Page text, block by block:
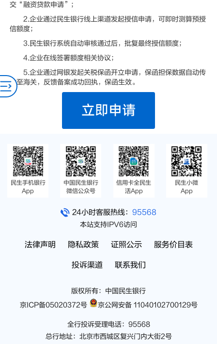
交“融资贷款申请”；
2.企业通过民生银行线上渠道发起授信申请，可即时测算预授
信额度；
3.民生银行系统自动审核通过后，批复最终授信额度；
4.企业在线签署额度相关协议；
5.企业通过网银发起关税保函开立申请，保函担保数据自动传
输至海关，反馈备案成功回执，保函生效。
民生手机银行
App
中国民生银行
微信公众号
信用卡全民生
活App
民生小微
App
24小时客服热线： 95568
本站支持IPV6访问
法律声明 隐私政策 证照公示 服务价目表
投诉渠道 联系我们
版权所有：中国民生银行
京ICP备05020372号
京公网安备 11040102700129号
全行投诉受理电话：95568
总行地址：北京市西城区复兴门内大街2号